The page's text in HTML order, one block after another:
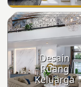
Desain
Ruang
Keluarga